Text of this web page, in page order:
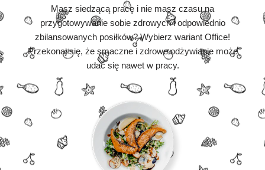
Masz siedzącą pracę i nie masz czasu na
przygotowywanie sobie zdrowych i odpowiednio
zbilansowanych posiłków? Wybierz wariant Office!
Przekonaj się, że smaczne i zdrowe odżywianie może
udać się nawet w pracy.